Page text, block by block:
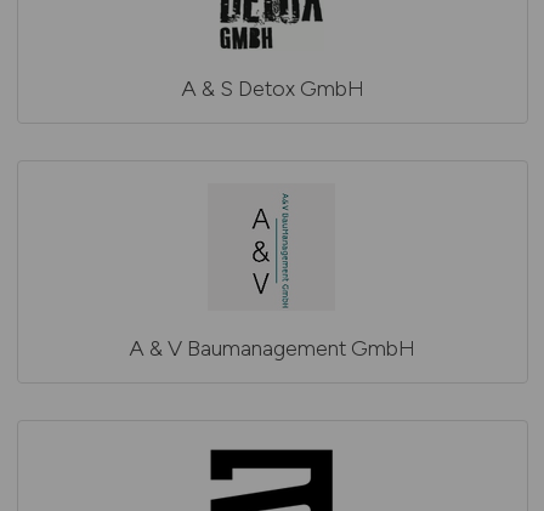
A & S Detox GmbH
A & V Baumanagement GmbH